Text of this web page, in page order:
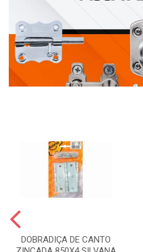
DOBRADIÇA DE CANTO